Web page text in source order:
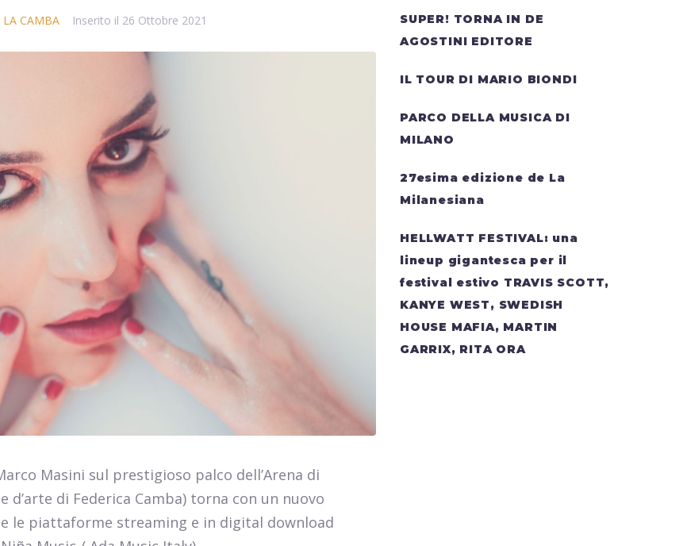
LA CAMBA Inserito il 26 Ottobre 2021
Masini sul prestigioso palco dell’Arena di
d’arte di Federica Camba) torna con un nuovo
le piattaforme streaming e in digital download
SUPER! TORNA IN DE
AGOSTINI EDITORE
IL TOUR DI MARIO BIONDI
PARCO DELLA MUSICA DI
MILANO
27esima edizione de La
Milanesiana
HELLWATT FESTIVAL: una
lineup gigantesca per il
festival estivo TRAVIS SCOTT,
KANYE WEST, SWEDISH
HOUSE MAFIA, MARTIN
GARRIX, RITA ORA